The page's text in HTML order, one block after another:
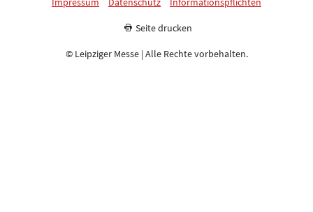
Seite drucken
© Leipziger Messe | Alle Rechte vorbehalten.